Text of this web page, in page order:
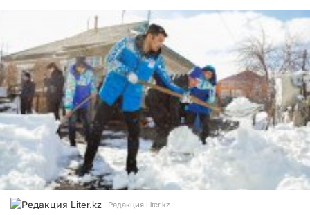
Редакция Liter.kz